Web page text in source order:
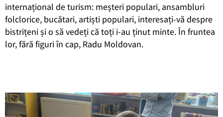
internațional de turism: meșteri populari, ansambluri
folclorice, bucătari, artiști populari, interesați-vă despre
bistrițeni și o să vedeți că toți i-au ținut minte. În fruntea
lor, fără figuri în cap, Radu Moldovan.